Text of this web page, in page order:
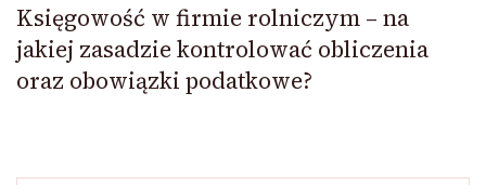
Księgowość w firmie rolniczym – na
jakiej zasadzie kontrolować obliczenia
oraz obowiązki podatkowe?